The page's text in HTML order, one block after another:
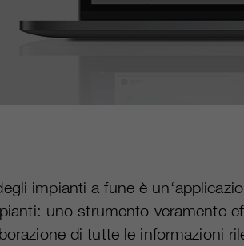
impianti a fune è
uno strumento veramente
di tutte le informazioni